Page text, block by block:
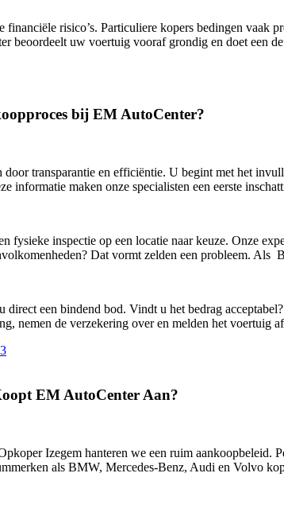
financiële risico’s. Particuliere kopers bedingen vaak
beoordeelt uw voertuig vooraf grondig en doet een
bij EM AutoCenter?
door transparantie en efficiëntie. U begint met het
informatie maken onze specialisten een eerste
fysieke inspectie op een locatie naar keuze. Onze
Dat vormt zelden een probleem.
direct een bindend bod. Vindt u het bedrag
nemen de verzekering over en melden het voertuig
EM AutoCenter Aan?
Izegem hanteren we een ruim aankoopbeleid.
als BMW, Mercedes-Benz, Audi en Volvo